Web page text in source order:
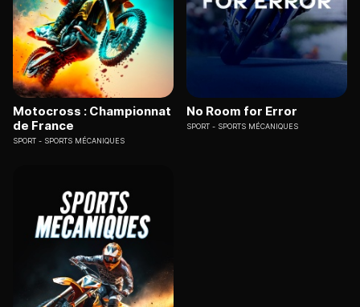
Motocross : Championnat
de France
SPORT SPORTS MÉCANIQUES
No Room for Error
SPORT SPORTS MÉCANIQUES